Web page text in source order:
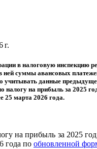
г.
в налоговую инспекцию
ней суммы авансовых
учитывать данные
налогу на прибыль за 2025
25 марта 2026 года.
на прибыль за 2025
года по обновленной